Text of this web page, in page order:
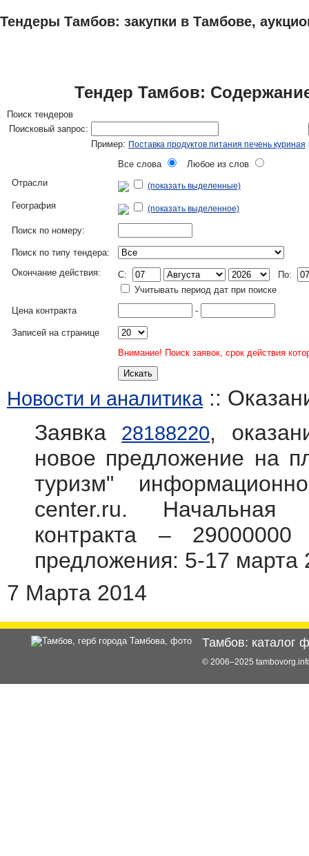
Тендеры Тамбов: закупки в Тамбове,
Тендер Тамбов:
Поиск тендеров
Поисковый запрос:
Пример: Поставка продуктов питания печень куриная
Все слова
Любое из слов
Отрасли
(показать выделенные)
География (показать выделенное)
Поиск по номеру:
Поиск по типу тендера:
Окончание действия:
C:
По:
Учитывать период дат при поиске
Цена контракта
-
Записей на странице
Внимание! Поиск заявок, срок действия
Новости и аналитика::
Заявка 28188220,
новое предложение на
туризм"
center.ru. Начальная
контракта –
предложения: 5-17 марта
7 Марта 2014
Тамбов: каталог
© 2006–2025